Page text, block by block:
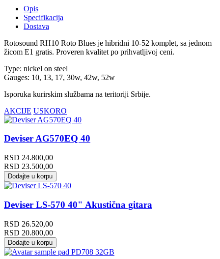
Opis
Specifikacija
Dostava
Rotosound RH10 Roto Blues je hibridni 10-52 komplet, sa jednom
žicom E1 gratis. Proveren kvalitet po prihvatljivoj ceni.
Type: nickel on steel
Gauges: 10, 13, 17, 30w, 42w, 52w
Isporuka kurirskim službama na teritoriji Srbije.
AKCIJE USKORO
Deviser AG570EQ 40
RSD 24.800,00
RSD 23.500,00
Dodajte u korpu
Deviser LS-570 40" Akustična gitara
RSD 26.520,00
RSD 20.800,00
Dodajte u korpu